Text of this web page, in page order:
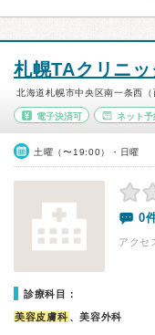
札幌TAクリニッ
北海道札幌市中央区南一条西
電子決済可 ネット予
土曜（〜19:00）・日曜
0
アク
診療科目：
美容皮膚科 、美容外科